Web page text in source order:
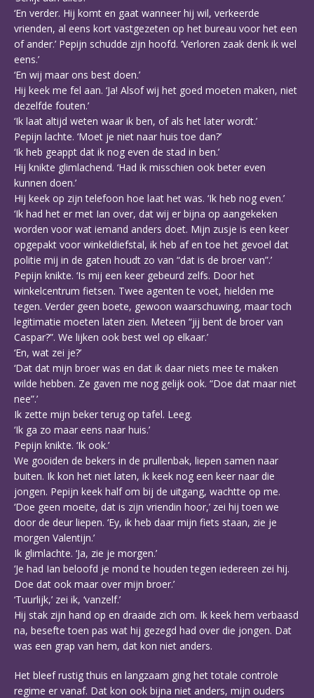
‘En verder. Hij komt en gaat wanneer hij wil, verkeerde
vrienden, al eens kort vastgezeten op het bureau voor het een
of ander.’ Pepijn schudde zijn hoofd. ‘Verloren zaak denk ik wel
eens.’
‘En wij maar ons best doen.’
Hij keek me fel aan. ‘Ja! Alsof wij het goed moeten maken, niet
dezelfde fouten.’
‘Ik laat altijd weten waar ik ben, of als het later wordt.’
Pepijn lachte. ‘Moet je niet naar huis toe dan?’
‘Ik heb geappt dat ik nog even de stad in ben.’
Hij knikte glimlachend. ‘Had ik misschien ook beter even
kunnen doen.’
Hij keek op zijn telefoon hoe laat het was. ‘Ik heb nog even.’
‘Ik had het er met Ian over, dat wij er bijna op aangekeken
worden voor wat iemand anders doet. Mijn zusje is een keer
opgepakt voor winkeldiefstal, ik heb af en toe het gevoel dat
politie mij in de gaten houdt zo van “dat is de broer van”.’
Pepijn knikte. ‘Is mij een keer gebeurd zelfs. Door het
winkelcentrum fietsen. Twee agenten te voet, hielden me
tegen. Verder geen boete, gewoon waarschuwing, maar toch
legitimatie moeten laten zien. Meteen “jij bent de broer van
Caspar?”. We lijken ook best wel op elkaar.’
‘En, wat zei je?’
‘Dat dat mijn broer was en dat ik daar niets mee te maken
wilde hebben. Ze gaven me nog gelijk ook. “Doe dat maar niet
nee”.’
Ik zette mijn beker terug op tafel. Leeg.
‘Ik ga zo maar eens naar huis.’
Pepijn knikte. ‘Ik ook.’
We gooiden de bekers in de prullenbak, liepen samen naar
buiten. Ik kon het niet laten, ik keek nog een keer naar die
jongen. Pepijn keek half om bij de uitgang, wachtte op me.
‘Doe geen moeite, dat is zijn vriendin hoor,’ zei hij toen we
door de deur liepen. ‘Ey, ik heb daar mijn fiets staan, zie je
morgen Valentijn.’
Ik glimlachte. ‘Ja, zie je morgen.’
‘Je had Ian beloofd je mond te houden tegen iedereen zei hij.
Doe dat ook maar over mijn broer.’
‘Tuurlijk,’ zei ik, ‘vanzelf.’
Hij stak zijn hand op en draaide zich om. Ik keek hem verbaasd
na, besefte toen pas wat hij gezegd had over die jongen. Dat
was een grap van hem, dat kon niet anders.
Het bleef rustig thuis en langzaam ging het totale controle
regime er vanaf. Dat kon ook bijna niet anders, mijn ouders